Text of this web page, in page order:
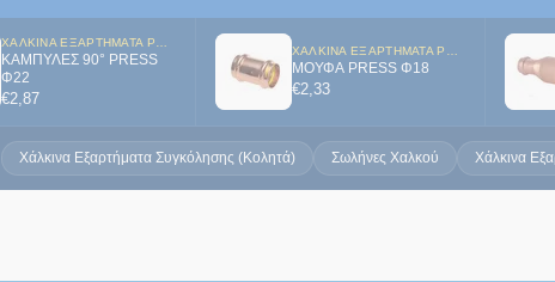
ΚΑΜΠΥΛΕΣ 90° PRESS
Φ22
€2,87
ΧΆΛΚΙΝΑ ΕΞΑΡΤΉΜΑΤΑ PRESS (ΠΡΕΣΣΑΡΙΣΤΆ)
ΜΟΥΦΑ PRESS Φ18
€2,33
Χάλκινα Εξαρτήματα Συγκόλησης (Κολητά) Σωλήνες Χαλκού Χάλκινα